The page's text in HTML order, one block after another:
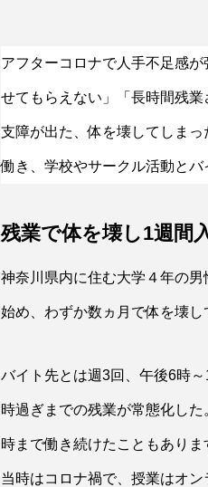
アフターコロナで人手不足感
せてもらえない」「長時間残
支障が出た、体を壊してしま
働き、学校やサークル活動とバ
残業で体を壊し1週間
神奈川県内に住む大学４年の
始め、わずか数ヵ月で体を壊し
バイト先とは週3回、午後6時
時過ぎまでの残業が常態化し
時まで働き続けたこともありま
当時はコロナ禍で、授業はオ
特集記事
どうかわる？
数代表制職場
もうとしてい